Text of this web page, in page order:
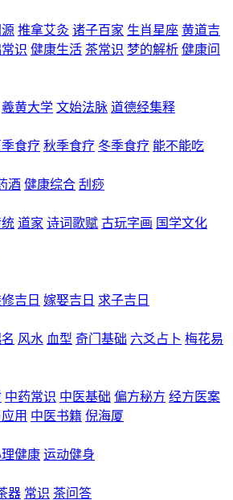
推拿艾灸 诸子百家 生肖星座 黄道吉
识 健康生活 茶常识 梦的解析 健康问
羲黄大学 文始法脉 道德经集释
食疗 秋季食疗 冬季食疗 能不能吃
酒 健康综合 刮痧
道家 诗词歌赋 古玩字画 国学文化
吉日 嫁娶吉日 求子吉日
风水 血型 奇门基础 六爻占卜 梅花易
中药常识 中医基础 偏方秘方 经方医案
用 中医书籍 倪海厦
健康 运动健身
器 常识 茶问答